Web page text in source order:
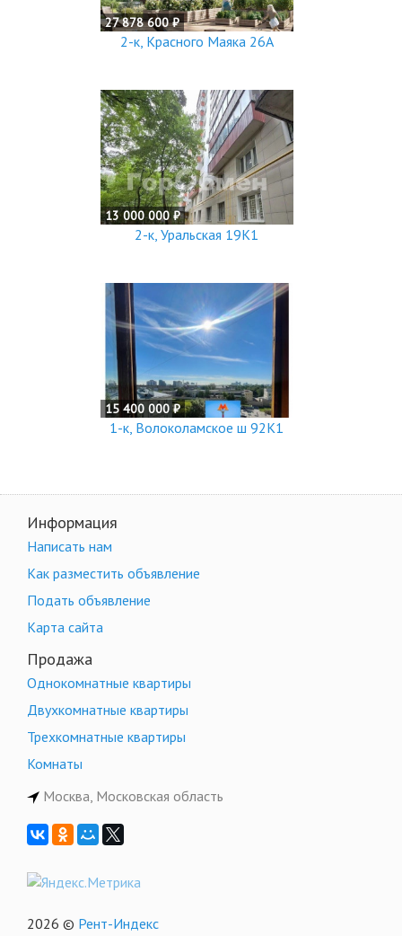
27 878 600 ₽
2-к, Красного Маяка 26А
13 000 000 ₽
2-к, Уральская 19К1
15 400 000 ₽
1-к, Волоколамское ш 92К1
Информация
Написать нам
Как разместить объявление
Подать объявление
Карта сайта
Продажа
Однокомнатные квартиры
Двухкомнатные квартиры
Трехкомнатные квартиры
Комнаты
Москва, Московская область
2026 © Рент-Индекс